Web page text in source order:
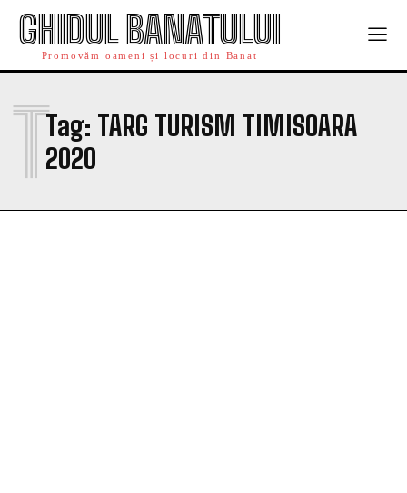
GHIDUL BANATULUI
Promovăm oameni și locuri din Banat
Tag: TARG TURISM TIMISOARA
2020
T